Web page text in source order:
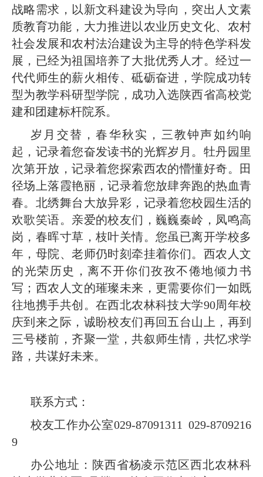
战略需求，以新文科建设为导向，突出人文素
质教育功能，大力推进以农业历史文化、农村
社会发展和农村法治建设为主导的特色学科发
展，已经为祖国培养了大批优秀人才。经过一
代代师生的薪火相传、砥砺奋进，学院成功转
型为教学科研型学院，成功入选陕西省高校党
建和团建标杆院系。
岁月交替，春华秋实，三教钟声如约响
起，记录着您奋发读书的光辉岁月。牡丹园里
次第开放，记录着您探索西农的懵懂好奇。田
径场上落霞艳丽，记录着您放肆奔跑的热血青
春。北绣舞台大放异彩，记录着您校园生活的
欢歌笑语。亲爱的校友们，巍巍秦岭，凤鸣高
岗，春晖寸草，枝叶关情。您虽已离开学校多
年，母院、老师仍时刻牵挂着你们。西农人文
的光荣历史，离不开你们孜孜不倦地倾力书
写；西农人文的璀璨未来，更需要你们一如既
往地携手共创。在西北农林科技大学90周年校
庆到来之际，诚盼校友们再回五台山上，再到
三号楼前，齐聚一堂，共叙师生情，共忆求学
路，共谋好未来。
联系方式：
校友工作办公室029-87091311 029-8709216
9
办公地址：陕西省杨凌示范区西北农林科